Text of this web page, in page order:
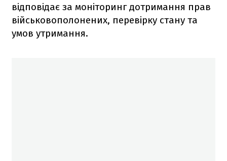
відповідає за моніторинг дотримання прав
військовополонених, перевірку стану та
умов утримання.